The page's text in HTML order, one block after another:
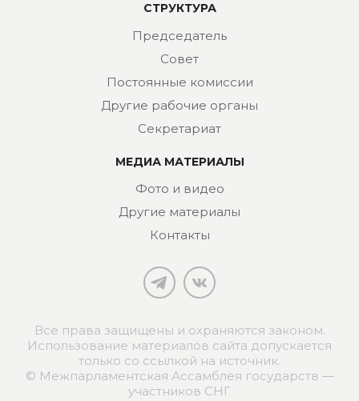
СТРУКТУРА
Председатель
Совет
Постоянные комиссии
Другие рабочие органы
Секретариат
МЕДИА МАТЕРИАЛЫ
Фото и видео
Другие материалы
Контакты
Все права защищены и охраняются законом.
Использование материалов сайта допускается
только со ссылкой на источник.
© Межпарламентская Ассамблея государств —
участников СНГ